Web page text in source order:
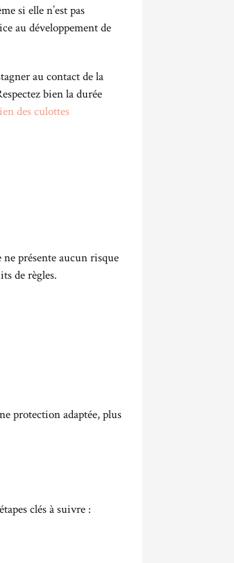
si elle n’est pas
au développement de
au contact de la
bien la durée
des culottes
présente aucun risque
de règles.
protection adaptée, plus
clés à suivre :